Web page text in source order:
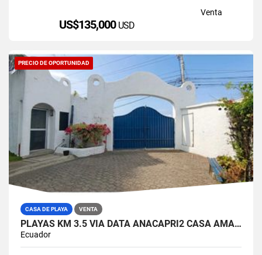
Venta
US$135,000 USD
PRECIO DE OPORTUNIDAD
CASA DE PLAYA VENTA
PLAYAS KM 3.5 VIA DATA ANACAPRI2 CASA AMABLADA EN VENTA
Ecuador